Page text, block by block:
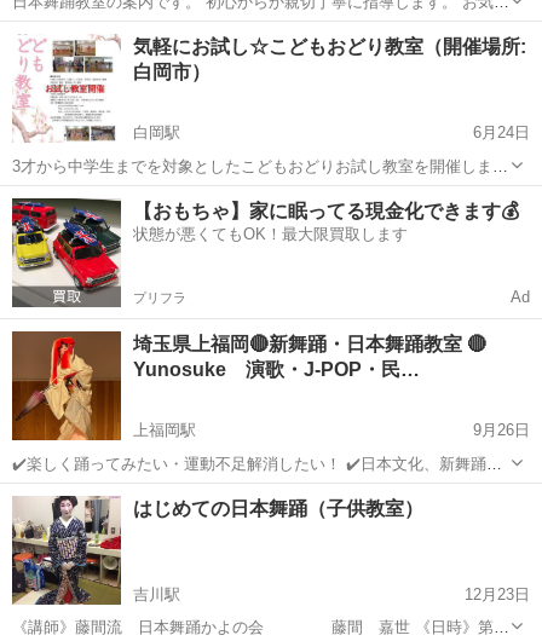
にお問合せ下さい！
埼玉 川口市 日本舞踊
気軽にお試し☆こどもおどり教室（開催場所:
白岡市）
白岡駅
6月24日
3才から中学生までを対象としたこどもおどりお試し教室を開催します
☆ 申し込み不要（人数把握のため問合わせよりコメントのみお願いし
ます）、参加費も無料です！ この機会にお気軽に伝統文化に触れてみ
ませんか♪ 開催日 2026年...
埼玉 白岡市 白岡駅 日本舞踊 伝統文化
【おもちゃ】家に眠ってる現金化できます💰
状態が悪くてもOK！最大限買取します
プリフラ Ad
埼玉県上福岡🔴新舞踊・日本舞踊教室 🔴
Yunosuke 演歌・J-POP・民…
上福岡駅
9月26日
✔️楽しく踊ってみたい・運動不足解消したい！ ✔️日本文化、新舞踊
【日本舞踊】に興味がある! ✔️伝統芸能に触れてみたい！ ✔️家事・育
児や仕事の疲れを解消し、リフレッシュしたい！ ✔️子供の習い事に！
痩せたい！ ...
埼玉 川越市 上福岡駅 日本舞踊 新舞踊
はじめての日本舞踊（子供教室）
吉川駅
12月23日
《講師》藤間流 日本舞踊かよの会 藤間 嘉世 《日時》第